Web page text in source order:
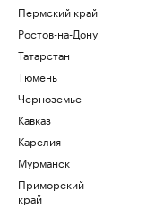
Пермский край
Ростов-на-Дону
Татарстан
Тюмень
Черноземье
Кавказ
Карелия
Мурманск
Приморский
край